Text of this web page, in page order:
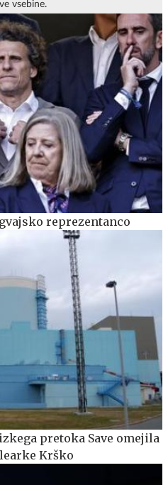
vsebine.
reprezentanco
pretoka Save omejila
Krško